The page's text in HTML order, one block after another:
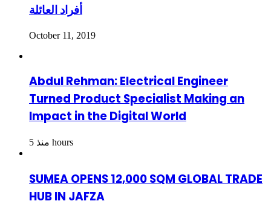
أفراد العائلة
October 11, 2019
Abdul Rehman: Electrical Engineer
Turned Product Specialist Making an
Impact in the Digital World
منذ 5 hours
SUMEA OPENS 12,000 SQM GLOBAL TRADE
HUB IN JAFZA